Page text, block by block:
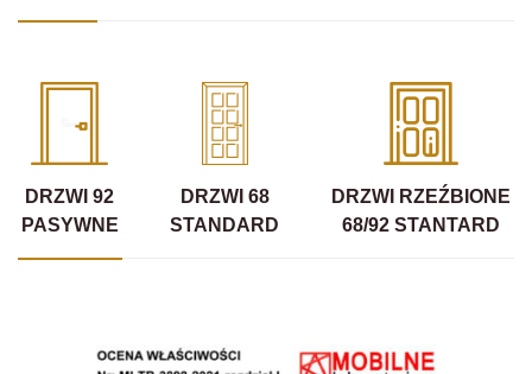
DRZWI 92
PASYWNE
DRZWI 68
STANDARD
DRZWI RZEŹBIONE
68/92 STANTARD